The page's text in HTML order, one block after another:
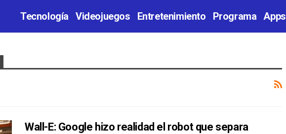
Tecnología Videojuegos Entretenimiento Programa Apps
Wall-E: Google hizo realidad el robot que separa